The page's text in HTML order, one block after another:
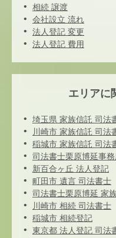
相続 譲渡
会社設立 流れ
法人登記 変更
法人登記 費用
エリアに
埼玉県 家族信託 司法
川崎市 家族信託 司法
稲城市 家族信託 司法
司法書士栗原博延事
新百合ヶ丘 法人登記
町田市 遺言 司法書士
司法書士栗原博延 家
川崎市 相続 司法書士
稲城市 相続登記
東京都 法人登記 司法